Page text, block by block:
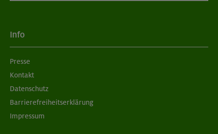
Info
Presse
Kontakt
Datenschutz
Barrierefreiheitserklärung
Impressum